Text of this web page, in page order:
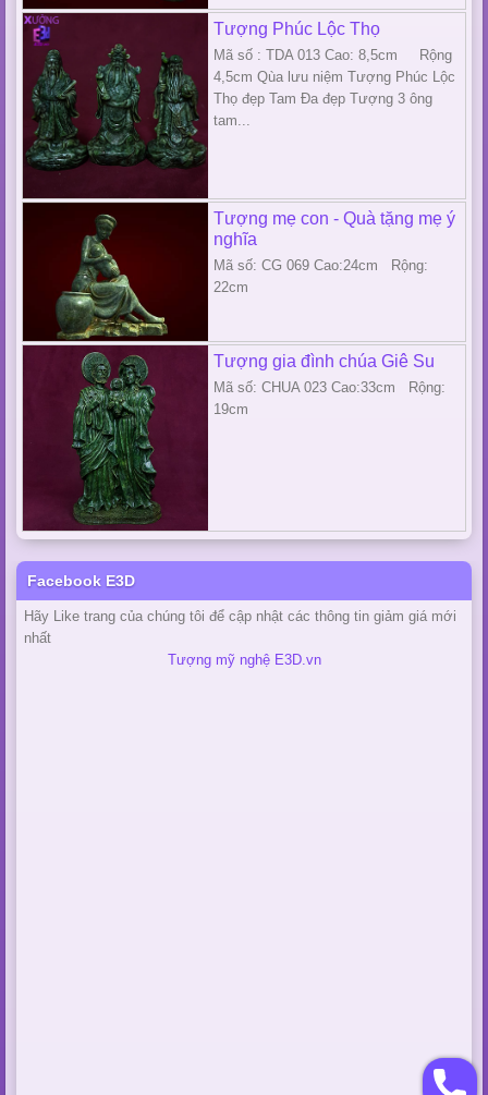
Tượng Phúc Lộc Thọ
Mã số : TDA 013 Cao: 8,5cm Rộng
4,5cm Qùa lưu niệm Tượng Phúc Lộc
Thọ đẹp Tam Đa đẹp Tượng 3 ông
tam...
Tượng mẹ con - Quà tặng mẹ ý
nghĩa
Mã số: CG 069 Cao:24cm Rộng:
22cm
Tượng gia đình chúa Giê Su
Mã số: CHUA 023 Cao:33cm Rộng:
19cm
Facebook E3D
Hãy Like trang của chúng tôi để cập nhật các thông tin giảm giá mới
nhất
Tượng mỹ nghệ E3D.vn